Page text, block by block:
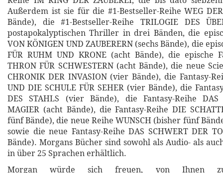
Außerdem ist sie für die #1-Bestseller-Reihe WEG
Bände), die #1-Bestseller-Reihe TRILOGIE DES
postapokalyptischen Thriller in drei Bänden, die
VON KÖNIGEN UND ZAUBERERN (sechs Bände), die
FÜR RUHM UND KRONE (acht Bände), die epische
THRON FÜR SCHWESTERN (acht Bände), die neue
CHRONIK DER INVASION (vier Bände), die Fantasy-
UND DIE SCHULE FÜR SEHER (vier Bände), die
DES STAHLS (vier Bände), die Fantasy-Reihe DAS
MAGIER (acht Bände), die Fantasy-Reihe DIE
fünf Bände), die neue Reihe WUNSCH (bisher fünf
sowie die neue Fantasy-Reihe DAS SCHWERT DER
Bände). Morgans Bücher sind sowohl als Audio- als
in über 25 Sprachen erhältlich.
Morgan würde sich freuen, von Ihnen